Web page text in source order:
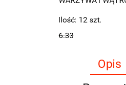
6.33
Ilość: 12 szt.
Opis